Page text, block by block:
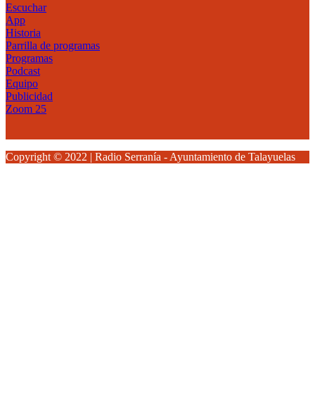
Escuchar
App
Historia
Parrilla de programas
Programas
Podcast
Equipo
Publicidad
Zoom 25
Copyright © 2022 | Radio Serranía - Ayuntamiento de Talayuelas